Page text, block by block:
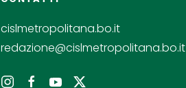
cislmetropolitana.bo.it
redazione@cislmetropolitana.bo.it